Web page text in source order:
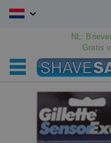
Ga
NL:
Gratis